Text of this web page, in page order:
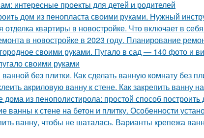
интересные проекты для детей и родителей
дом из пенопласта своими руками. Нужный
отделка квартиры в новостройке. Что включает в
в новостройке в 2023 году. Планирование
своими руками. Пугало в сад — 140 фото и
своими руками
без плитки. Как сделать ванную комнату без
акриловую ванну к стене. Как закрепить ванну
дома из пенополистирола: простой способ
ванны к стене на бетон и плитку. Особенности
ванну, чтобы не шаталась. Варианты крепежа ванн